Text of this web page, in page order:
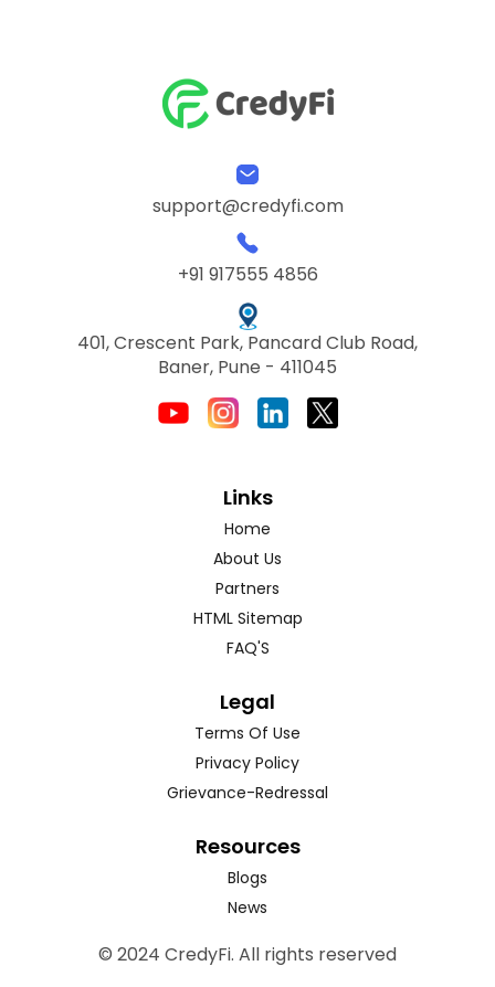
support@credyfi.com
+91 917555 4856
401, Crescent Park, Pancard Club Road,
Baner, Pune - 411045
Links
Home
About Us
Partners
HTML Sitemap
FAQ'S
Legal
Terms Of Use
Privacy Policy
Grievance-Redressal
Resources
Blogs
News
© 2024 CredyFi. All rights reserved